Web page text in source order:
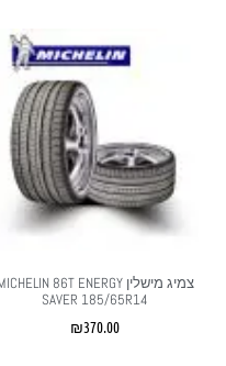
צמיג מישלין MICHELIN 86T ENERGY
SAVER 185/65R14
₪370.00